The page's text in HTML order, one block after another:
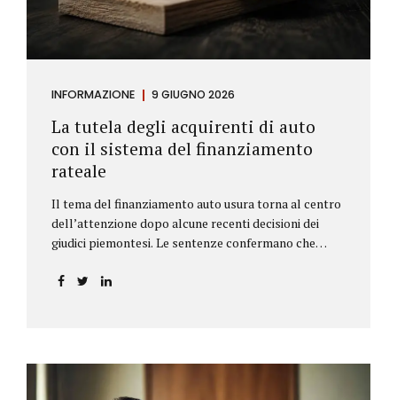
INFORMAZIONE 9 GIUGNO 2026
La tutela degli acquirenti di auto
con il sistema del finanziamento
rateale
Il tema del finanziamento auto usura torna al centro
dell’attenzione dopo alcune recenti decisioni dei
giudici piemontesi. Le sentenze confermano che
incidere sul calcolo del tasso effettivo e aprire la